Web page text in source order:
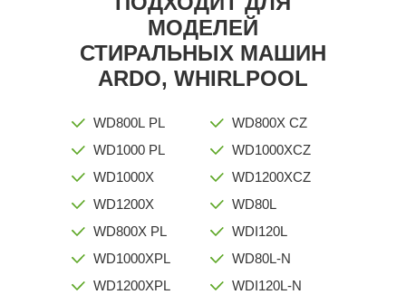
МОДЕЛЕЙ
СТИРАЛЬНЫХ МАШИН
ARDO, WHIRLPOOL
WD800L PL
WD1000 PL
WD1000X
WD1200X
WD800X PL
WD1000XPL
WD1200XPL
WD800X CZ
WD1000XCZ
WD1200XCZ
WD80L
WDI120L
WD80L-N
WDI120L-N